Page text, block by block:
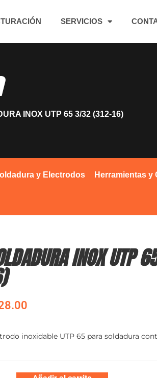
SERVICIOS
INOX UTP 65 3/32 (312-16)
y Electrodos Herramientas y
INOX
inoxidable UTP 65 para soldadura